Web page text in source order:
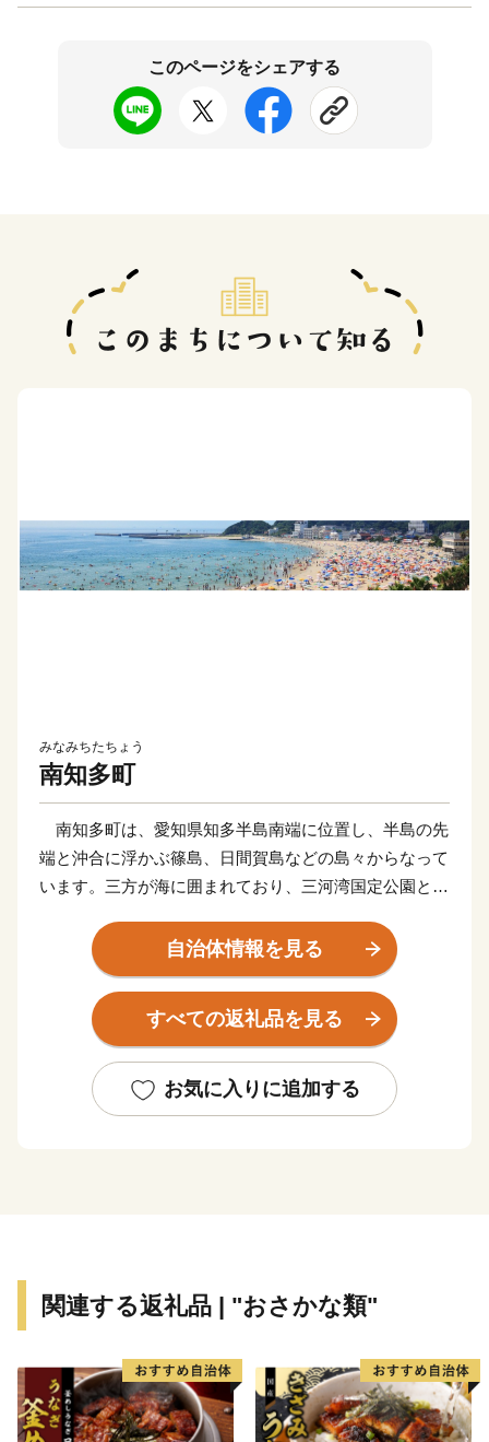
このページをシェアする
みなみちたちょう
南知多町
南知多町は、愛知県知多半島南端に位置し、半島の先
端と沖合に浮かぶ篠島、日間賀島などの島々からなって
います。三方が海に囲まれており、三河湾国定公園と南
その地域特性から県下随一の漁獲量を誇る漁港の町と
して知名度が高く、春にはメバル、夏はマアナゴやマダ
コ、秋にはシラス、冬にはトラフグなど四季折々の魚介
類が水揚げされます。
海海水浴場をはじめ、町内には5つの海水浴場があり、
夏には海水浴客が多く訪れる観光の町です。愛知県を始
定住促進ポータルサイト「ウミひとココロ」を開設する
行っております。
ふるさと納税についても南知多町の隠れた魅力を全国
の皆さまに知っていただく一つの手段と考えて取り組ん
自治体情報を見る
すべての返礼品を見る
お気に入りに追加する
関連する返礼品 | "おさかな類"